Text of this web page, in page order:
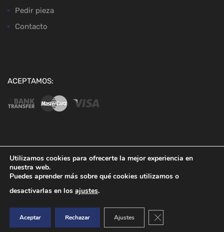
Pedir pieza
Contacto
ACEPTAMOS:
Utilizamos cookies para ofrecerte la mejor experiencia en
nuestra web.
Puedes aprender más sobre qué cookies utilizamos o
desactivarlas en los ajustes.
Aceptar Rechazar Ajustes Cerrar el banner de